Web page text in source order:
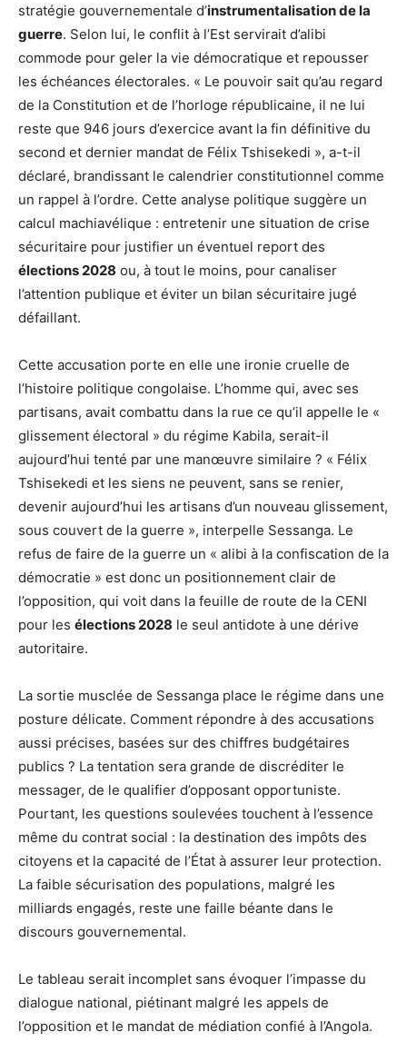
stratégie gouvernementale d’instrumentalisation de la
guerre. Selon lui, le conflit à l’Est servirait d’alibi
commode pour geler la vie démocratique et repousser
les échéances électorales. « Le pouvoir sait qu’au regard
de la Constitution et de l’horloge républicaine, il ne lui
reste que 946 jours d’exercice avant la fin définitive du
second et dernier mandat de Félix Tshisekedi », a-t-il
déclaré, brandissant le calendrier constitutionnel comme
un rappel à l’ordre. Cette analyse politique suggère un
calcul machiavélique : entretenir une situation de crise
sécuritaire pour justifier un éventuel report des
élections 2028 ou, à tout le moins, pour canaliser
l’attention publique et éviter un bilan sécuritaire jugé
défaillant.
Cette accusation porte en elle une ironie cruelle de
l’histoire politique congolaise. L’homme qui, avec ses
partisans, avait combattu dans la rue ce qu’il appelle le «
glissement électoral » du régime Kabila, serait-il
aujourd’hui tenté par une manœuvre similaire ? « Félix
Tshisekedi et les siens ne peuvent, sans se renier,
devenir aujourd’hui les artisans d’un nouveau glissement,
sous couvert de la guerre », interpelle Sessanga. Le
refus de faire de la guerre un « alibi à la confiscation de la
démocratie » est donc un positionnement clair de
l’opposition, qui voit dans la feuille de route de la CENI
pour les élections 2028 le seul antidote à une dérive
autoritaire.
La sortie musclée de Sessanga place le régime dans une
posture délicate. Comment répondre à des accusations
aussi précises, basées sur des chiffres budgétaires
publics ? La tentation sera grande de discréditer le
messager, de le qualifier d’opposant opportuniste.
Pourtant, les questions soulevées touchent à l’essence
même du contrat social : la destination des impôts des
citoyens et la capacité de l’État à assurer leur protection.
La faible sécurisation des populations, malgré les
milliards engagés, reste une faille béante dans le
discours gouvernemental.
Le tableau serait incomplet sans évoquer l’impasse du
dialogue national, piétinant malgré les appels de
l’opposition et le mandat de médiation confié à l’Angola.